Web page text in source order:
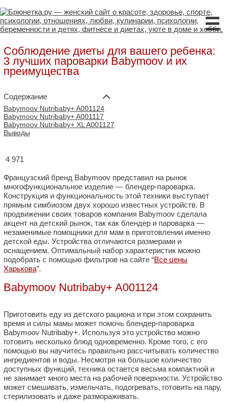
☰
Соблюдение диеты для вашего ребенка:
3 лучших пароварки Babymoov и их
преимущества
Содержание
Babymoov Nutribaby+ A001124
Babymoov Nutribaby+ A001117
Babymoov Nutribaby+ XL A001127
Выводы
4 971
Французский бренд Babymoov представил на рынок
многофункциональное изделие — блендер-пароварка.
Конструкция и функциональность этой техники выступает
прямым симбиозом двух хорошо известных устройств. В
продвижении своих товаров компания Babymoov сделала
акцент на детский рынок, так как блендер и пароварка —
незаменимые помощники для мам в приготовлении именно
детской еды. Устройства отличаются размерами и
оснащением. Оптимальный набор характеристик можно
подобрать с помощью фильтров на сайте “Все цены
Харькова”.
Babymoov Nutribaby+ A001124
Приготовить еду из детского рациона и при этом сохранить
время и силы мамы может помочь блендер-пароварка
Babymoov Nutribaby+. Используя это устройство можно
готовить несколько блюд одновременно. Кроме того, с его
помощью вы научитесь правильно рассчитывать количество
ингредиентов и воды. Несмотря на большое количество
доступных функций, техника остается весьма компактной и
не занимает много места на рабочей поверхности. Устройство
может смешивать, измельчать, подогревать, готовить на пару,
стерилизовать и даже размораживать.